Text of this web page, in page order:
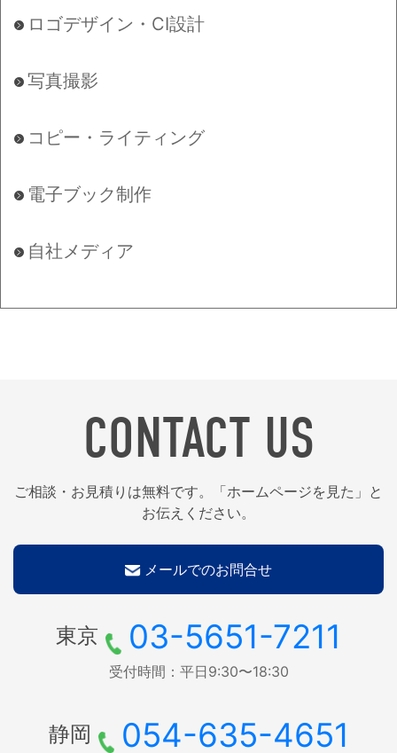
ロゴデザイン・CI設計
写真撮影
コピー・ライティング
電子ブック制作
自社メディア
CONTACT US
ご相談・お見積りは無料です。「ホームページを見た」と
お伝えください。
メールでのお問合せ
東京 03-5651-7211
受付時間：平日9:30〜18:30
静岡 054-635-4651